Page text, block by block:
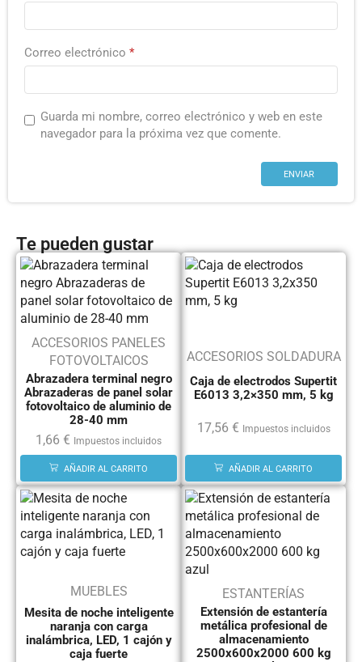
Correo electrónico *
Guarda mi nombre, correo electrónico y web en este
navegador para la próxima vez que comente.
Te pueden gustar
ACCESORIOS PANELES
FOTOVOLTAICOS
Abrazadera terminal negro
Abrazaderas de panel solar
fotovoltaico de aluminio de
28-40 mm
1,66 € Impuestos incluidos
AÑADIR AL CARRITO
ACCESORIOS SOLDADURA
Caja de electrodos Supertit
E6013 3,2×350 mm, 5 kg
17,56 € Impuestos incluidos
AÑADIR AL CARRITO
MUEBLES
Mesita de noche inteligente
naranja con carga
inalámbrica, LED, 1 cajón y
caja fuerte
ESTANTERÍAS
Extensión de estantería
metálica profesional de
almacenamiento
2500x600x2000 600 kg